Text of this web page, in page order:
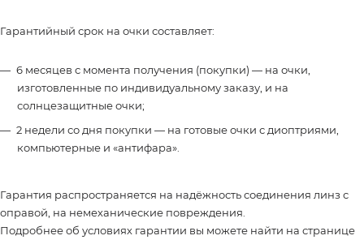
Гарантийный срок на очки составляет:
6 месяцев с момента получения (покупки) — на очки,
изготовленные по индивидуальному заказу, и на
солнцезащитные очки;
2 недели со дня покупки — на готовые очки с диоптриями,
компьютерные и «антифара».
Гарантия распространяется на надёжность соединения линз с
оправой, на немеханические повреждения.
Подробнее об условиях гарантии вы можете найти на странице